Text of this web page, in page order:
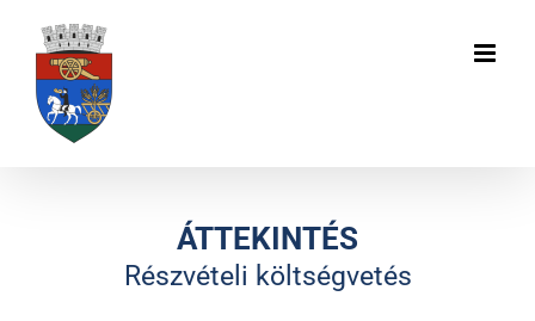
content
ÁTTEKINTÉS
Részvételi költségvetés